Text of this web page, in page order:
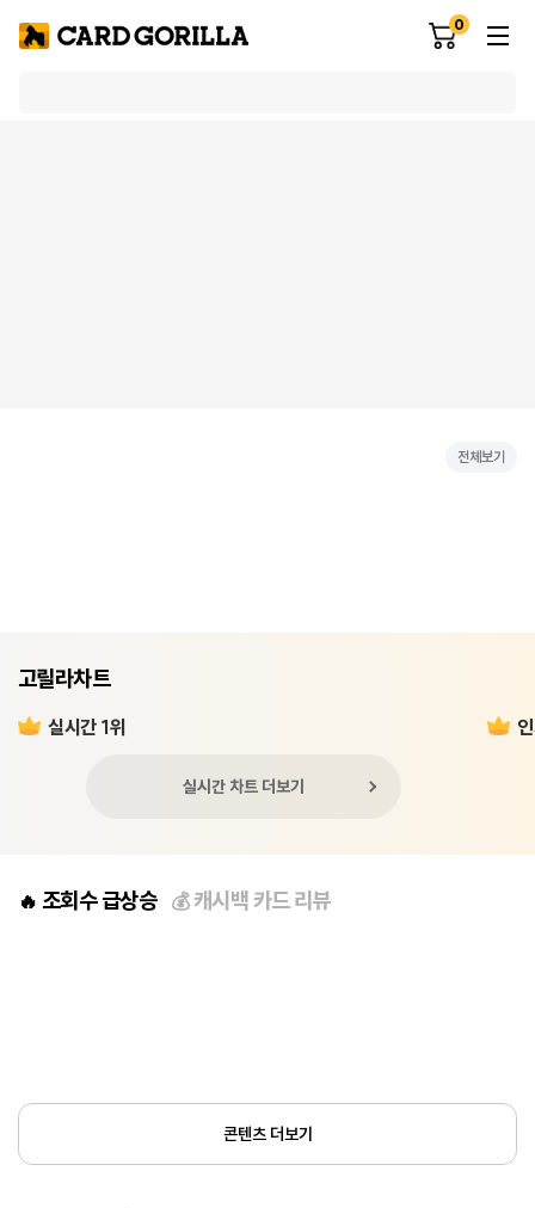
0
전체보기
고릴라차트
실시간 1위
실시간 차트 더보기
🔥 조회수 급상승 💰캐시백 카드 리뷰
콘텐츠 더보기